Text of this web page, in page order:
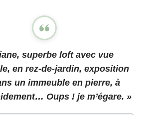
superbe loft avec vue
en rez-de-jardin, exposition
un immeuble en pierre, à
Oups ! je m’égare. »